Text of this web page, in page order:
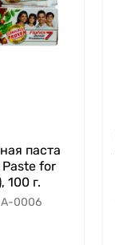
паста
for
100 г.
0006